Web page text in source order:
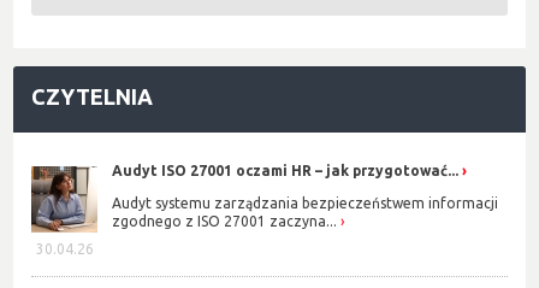
CZYTELNIA
30.04.26
Audyt ISO 27001 oczami HR – jak przygotować...
Audyt systemu zarządzania bezpieczeństwem informacji
zgodnego z ISO 27001 zaczyna...